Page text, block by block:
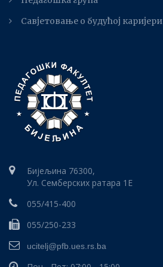
Савјетовање о будућој каријери
Бијељина 76300,
Ул. Семберских ратара 1E
055/415-400
055/250-233
ucitelj@pfb.ues.rs.ba